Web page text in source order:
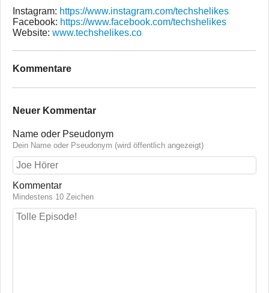
Instagram: https://www.instagram.com/techshelikes
Facebook: https://www.facebook.com/techshelikes
Website: www.techshelikes.co
Kommentare
Neuer Kommentar
Name oder Pseudonym
Dein Name oder Pseudonym (wird öffentlich angezeigt)
Kommentar
Mindestens 10 Zeichen